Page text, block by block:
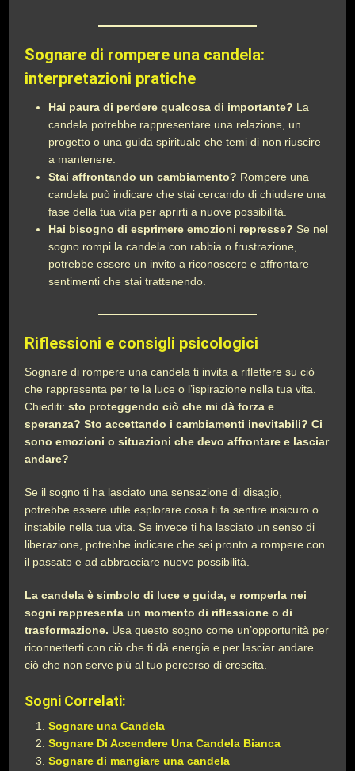
Sognare di rompere una candela:
interpretazioni pratiche
Hai paura di perdere qualcosa di importante? La
candela potrebbe rappresentare una relazione, un
progetto o una guida spirituale che temi di non riuscire
a mantenere.
Stai affrontando un cambiamento? Rompere una
candela può indicare che stai cercando di chiudere una
fase della tua vita per aprirti a nuove possibilità.
Hai bisogno di esprimere emozioni represse? Se nel
sogno rompi la candela con rabbia o frustrazione,
potrebbe essere un invito a riconoscere e affrontare
sentimenti che stai trattenendo.
Riflessioni e consigli psicologici
Sognare di rompere una candela ti invita a riflettere su ciò
che rappresenta per te la luce o l’ispirazione nella tua vita.
Chiediti:sto proteggendo ciò che mi dà forza e
speranza? Sto accettando i cambiamenti inevitabili? Ci
sono emozioni o situazioni che devo affrontare e lasciar
andare?
Se il sogno ti ha lasciato una sensazione di disagio,
potrebbe essere utile esplorare cosa ti fa sentire insicuro o
instabile nella tua vita. Se invece ti ha lasciato un senso di
liberazione, potrebbe indicare che sei pronto a rompere con
il passato e ad abbracciare nuove possibilità.
La candela è simbolo di luce e guida, e romperla nei
sogni rappresenta un momento di riflessione o di
trasformazione. Usa questo sogno come un’opportunità per
riconnetterti con ciò che ti dà energia e per lasciar andare
ciò che non serve più al tuo percorso di crescita.
Sogni Correlati:
Sognare una Candela
Sognare Di Accendere Una Candela Bianca
Sognare di mangiare una candela